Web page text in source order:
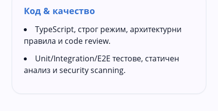
Код & качество
TypeScript, строг режим, архитектурни
правила и code review.
Unit/Integration/E2E тестове, статичен
анализ и security scanning.